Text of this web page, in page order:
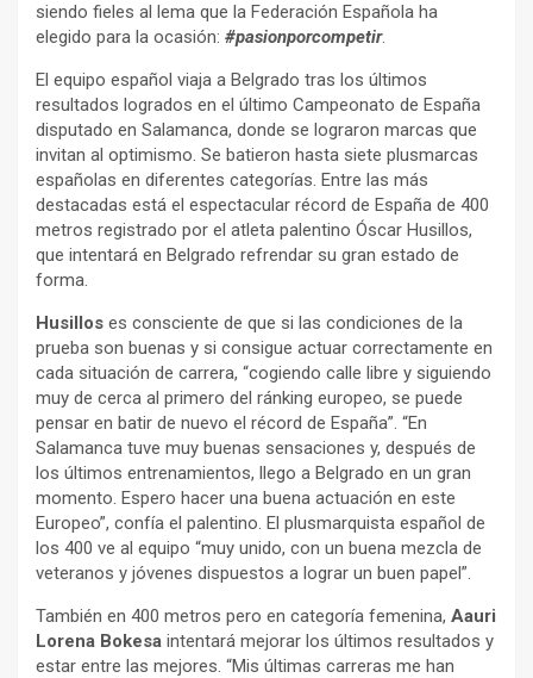
siendo fieles al lema que la Federación Española ha
elegido para la ocasión: #pasionporcompetir.
El equipo español viaja a Belgrado tras los últimos
resultados logrados en el último Campeonato de España
disputado en Salamanca, donde se lograron marcas que
invitan al optimismo. Se batieron hasta siete plusmarcas
españolas en diferentes categorías. Entre las más
destacadas está el espectacular récord de España de 400
metros registrado por el atleta palentino Óscar Husillos,
que intentará en Belgrado refrendar su gran estado de
forma.
Husillos es consciente de que si las condiciones de la
prueba son buenas y si consigue actuar correctamente en
cada situación de carrera, “cogiendo calle libre y siguiendo
muy de cerca al primero del ránking europeo, se puede
pensar en batir de nuevo el récord de España”. “En
Salamanca tuve muy buenas sensaciones y, después de
los últimos entrenamientos, llego a Belgrado en un gran
momento. Espero hacer una buena actuación en este
Europeo”, confía el palentino. El plusmarquista español de
los 400 ve al equipo “muy unido, con un buena mezcla de
veteranos y jóvenes dispuestos a lograr un buen papel”.
También en 400 metros pero en categoría femenina, Aauri
Lorena Bokesa intentará mejorar los últimos resultados y
estar entre las mejores. “Mis últimas carreras me han